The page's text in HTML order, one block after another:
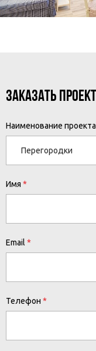
ЗАКАЗАТЬ ПРОЕКТ
Наименование проекта
Имя
Email
Телефон